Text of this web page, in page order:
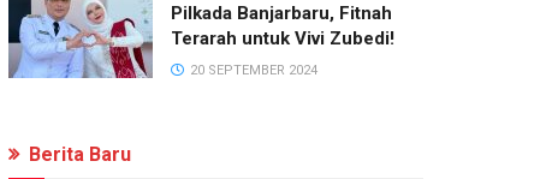
Pilkada Banjarbaru, Fitnah
Terarah untuk Vivi Zubedi!
20 SEPTEMBER 2024
Berita Baru